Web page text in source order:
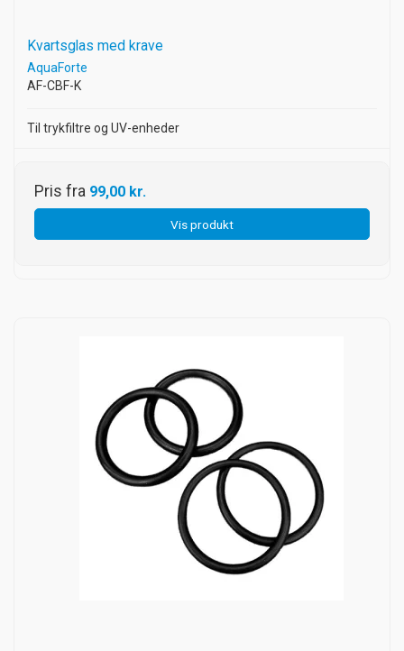
Kvartsglas med krave
AquaForte
AF-CBF-K
Til trykfiltre og UV-enheder
Pris fra 99,00 kr.
Vis produkt